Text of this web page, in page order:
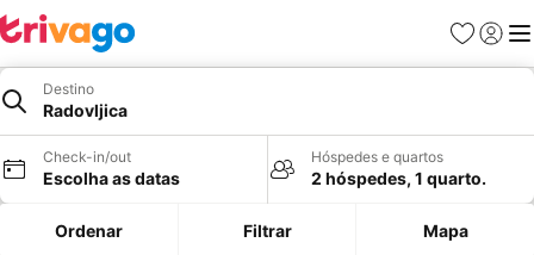
Favoritos
Iniciar
Destino
Radovljica
Check-in/out
Escolha as datas
Hóspedes e quartos
2 hóspedes, 1 quarto.
Ordenar Filtrar Mapa